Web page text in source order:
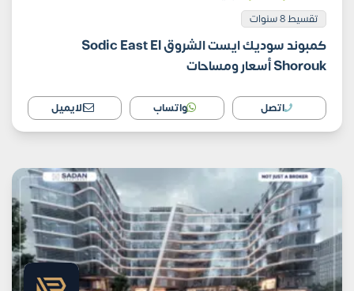
تقسيط 8 سنوات
كمبوند سوديك ايست الشروق Sodic East El
Shorouk أسعار ومساحات
اتصل واتساب الايميل